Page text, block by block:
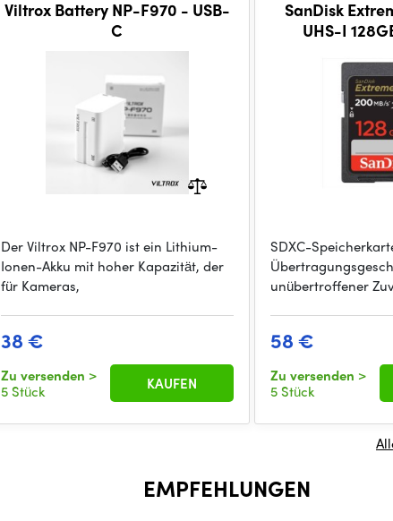
Viltrox Battery NP-F970 - USB-
C
Der Viltrox NP-F970 ist ein Lithium-
Ionen-Akku mit hoher Kapazität, der
für Kameras,
38 €
Zu versenden >
5 Stück
KAUFEN
SanDisk
UHS-I
SDXC-
unübertroffener
58 €
Zu versenden >
5 Stück
EMPFEHLUNGEN